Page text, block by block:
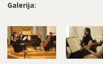
Galerija: